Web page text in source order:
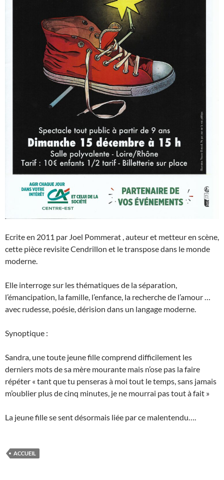
Ecrite en 2011 par Joel Pommerat , auteur et metteur en scène,
cette pièce revisite Cendrillon et le transpose dans le monde
moderne.
Elle interroge sur les thématiques de la séparation,
l’émancipation, la famille, l’enfance, la recherche de l’amour …
avec rudesse, poésie, dérision dans un langage moderne.
Synoptique :
Sandra, une toute jeune fille comprend difficilement les
derniers mots de sa mère mourante mais n’ose pas la faire
répéter « tant que tu penseras à moi tout le temps, sans jamais
m’oublier plus de cinq minutes, je ne mourrai pas tout à fait »
La jeune fille se sent désormais liée par ce malentendu….
ACCUEIL